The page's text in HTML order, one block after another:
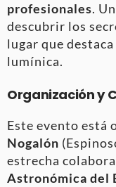
profesionales.
descubrir los
lugar que
lumínica.
Organización y
Este evento está
Nogalón
estrecha
Astronómica del